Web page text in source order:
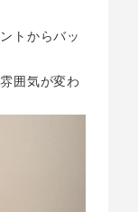
トからバッ
囲気が変わ